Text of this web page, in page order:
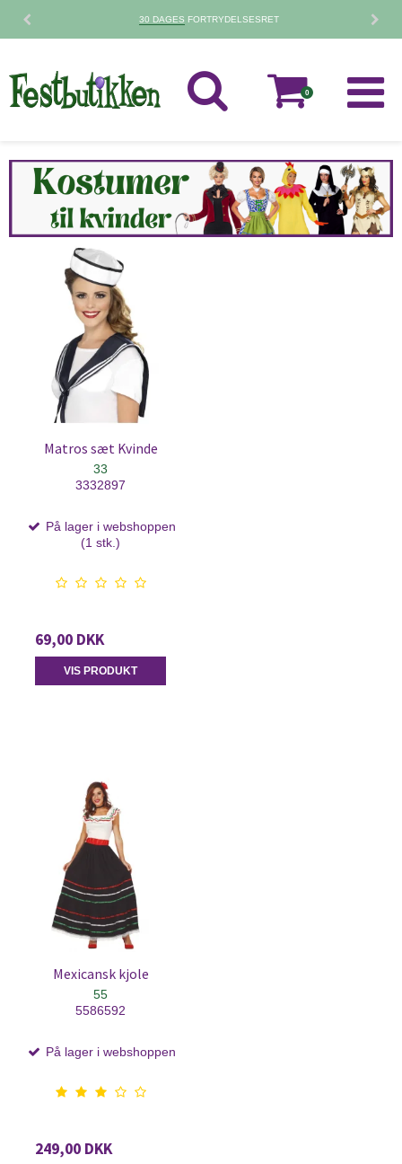
30 DAGES FORTRYDELSESRET
0
Matros sæt Kvinde
33
3332897
På lager i webshoppen
(1 stk.)
69,00 DKK
VIS PRODUKT
Mexicansk kjole
55
5586592
På lager i webshoppen
249,00 DKK